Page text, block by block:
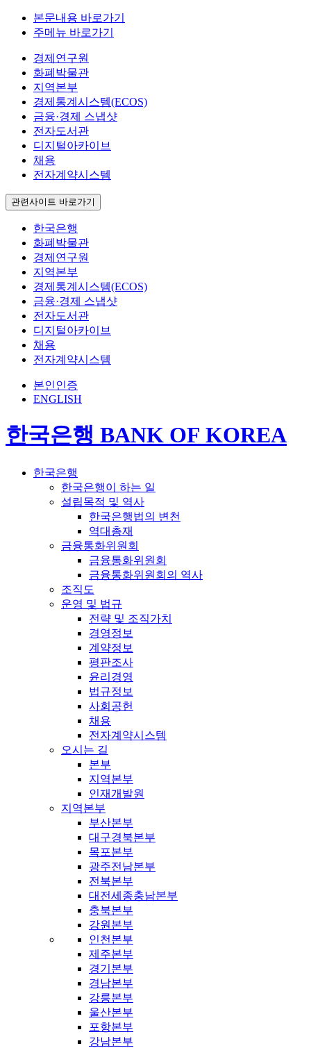
본문내용 바로가기
주메뉴 바로가기
경제연구원
화폐박물관
지역본부
경제통계시스템(ECOS)
금융·경제 스냅샷
전자도서관
디지털아카이브
채용
전자계약시스템
관련사이트 바로가기
한국은행
화폐박물관
경제연구원
지역본부
경제통계시스템(ECOS)
금융·경제 스냅샷
전자도서관
디지털아카이브
채용
전자계약시스템
본인인증
ENGLISH
한국은행 BANK OF KOREA
한국은행
한국은행이 하는 일
설립목적 및 역사
한국은행법의 변천
역대총재
금융통화위원회
금융통화위원회
금융통화위원회의 역사
조직도
운영 및 법규
전략 및 조직가치
경영정보
계약정보
평판조사
윤리경영
법규정보
사회공헌
채용
전자계약시스템
오시는 길
본부
지역본부
인재개발원
지역본부
부산본부
대구경북본부
목포본부
광주전남본부
전북본부
대전세종충남본부
충북본부
강원본부
인천본부
제주본부
경기본부
경남본부
강릉본부
울산본부
포항본부
강남본부